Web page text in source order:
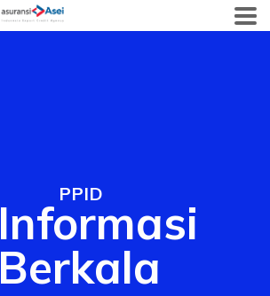
Informasi
Berkala
PPID